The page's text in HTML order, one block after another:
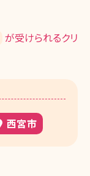
が受けられるクリ
西宮市